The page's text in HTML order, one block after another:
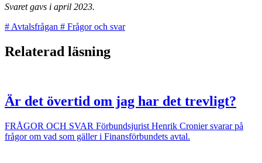
Svaret gavs i april 2023.
# Avtalsfrågan # Frågor och svar
Relaterad läsning
Är det övertid om jag har det trevligt?
FRÅGOR OCH SVAR Förbundsjurist Henrik Cronier svarar på
frågor om vad som gäller i Finansförbundets avtal.